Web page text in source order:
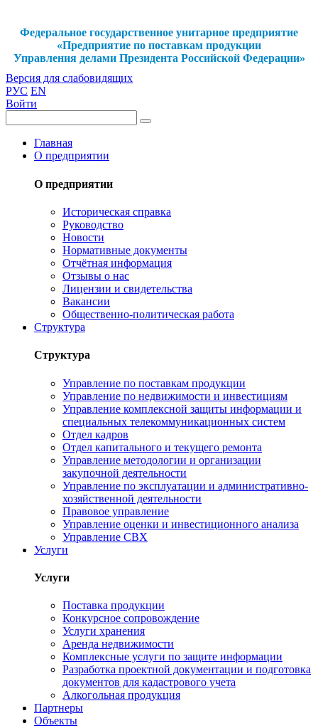
Федеральное государственное унитарное предприятие
«Предприятие по поставкам продукции
Управления делами Президента Российской Федерации»
Версия для слабовидящих
РУС EN
Войти
Главная
О предприятии
О предприятии
Историческая справка
Руководство
Новости
Нормативные документы
Отчётная информация
Отзывы о нас
Лицензии и свидетельства
Вакансии
Общественно-политическая работа
Структура
Структура
Управление по поставкам продукции
Управление по недвижимости и инвестициям
Управление комплексной защиты информации и
специальных телекоммуникационных систем
Отдел кадров
Отдел капитального и текущего ремонта
Управление методологии и организации
закупочной деятельности
Управление по эксплуатации и административно-
хозяйственной деятельности
Правовое управление
Управление оценки и инвестиционного анализа
Управление СВХ
Услуги
Услуги
Поставка продукции
Конкурсное сопровождение
Услуги хранения
Аренда недвижимости
Комплексные услуги по защите информации
Разработка проектной документации и подготовка
документов для кадастрового учета
Алкогольная продукция
Партнеры
Объекты